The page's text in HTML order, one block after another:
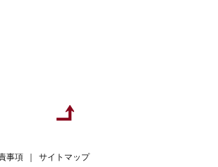
サイトマップ
事項